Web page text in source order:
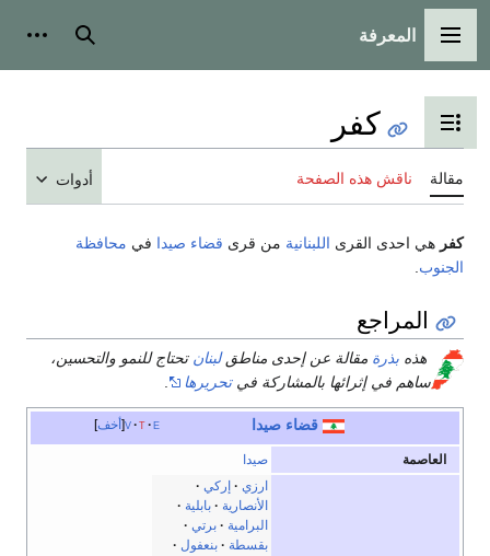
القائمة الرئيسية
المعرفة بحث
تبديل عرض جدول المحتويات
كفر
مقالة ناقش هذه الصفحة أدوات
كفر هي احدى القرى اللبنانية من قرى قضاء صيدا في محافظة
الجنوب
المراجع
هذه بذرة مقالة عن إحدى مناطقلبنان تحتاج للنمو والتحسين،
ساهم في إثرائها بالمشاركة فيتحريرها
أخف v t e قضاء صيدا
العاصمة صيدا
ارزي
إركي
الأنصارية
بابلية
البرامية
برتي
بقسطة
بنعفول